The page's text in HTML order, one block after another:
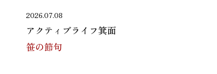
2026.07.08
アクティブライフ箕面
笹の節句